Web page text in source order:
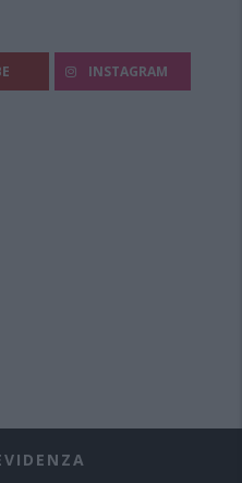
INSTAGRAM